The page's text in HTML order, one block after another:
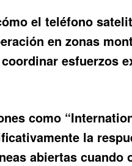
el teléfono
en zonas
esfuerzos
como
la
abiertas cuando